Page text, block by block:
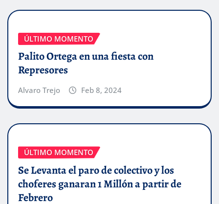
ÚLTIMO MOMENTO
Palito Ortega en una fiesta con
Represores
Alvaro Trejo Feb 8, 2024
ÚLTIMO MOMENTO
Se Levanta el paro de colectivo y los
choferes ganaran 1 Millón a partir de
Febrero